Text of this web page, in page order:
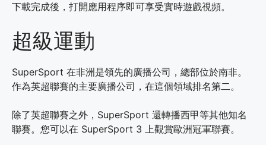
下載完成後，打開應用程序即可享受實時遊戲視頻。
超級運動
SuperSport 在非洲是領先的廣播公司，總部位於南非。
作為英超聯賽的主要廣播公司，在這個領域排名第二。
除了英超聯賽之外，SuperSport 還轉播西甲等其他知名
聯賽。您可以在 SuperSport 3 上觀賞歐洲冠軍聯賽。